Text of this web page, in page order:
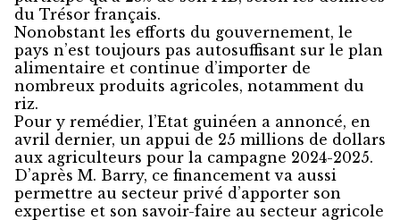
du Trésor français.
Nonobstant les efforts du gouvernement, le
pays n’est toujours pas autosuffisant sur le plan
alimentaire et continue d’importer de
nombreux produits agricoles, notamment du
riz.
Pour y remédier, l’Etat guinéen a annoncé, en
avril dernier, un appui de 25 millions de dollars
aux agriculteurs pour la campagne 2024-2025.
D’après M. Barry, ce financement va aussi
permettre au secteur privé d’apporter son
expertise et son savoir-faire au secteur agricole